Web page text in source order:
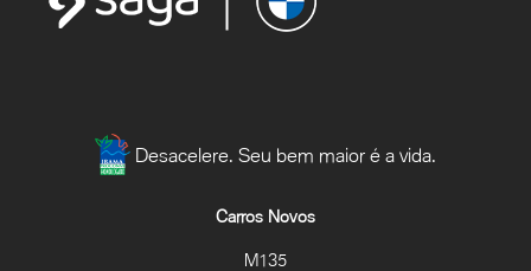
Desacelere. Seu bem maior é a vida.
Carros Novos
M135